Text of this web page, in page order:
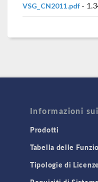
VSG_CN2011.pdf -
Informazioni
Prodotti
Tabella delle
Tipologie di Licenze